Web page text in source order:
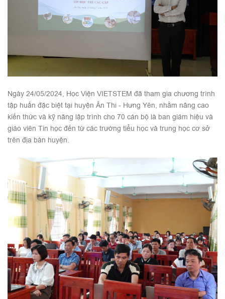
Ngày 24/05/2024, Học Viện VIETSTEM đã tham gia chương trình
tập huấn đặc biệt tại huyện Ân Thi - Hưng Yên, nhằm nâng cao
kiến thức và kỹ năng lập trình cho 70 cán bộ là ban giám hiệu và
giáo viên Tin học đến từ các trường tiểu học và trung học cơ sở
trên địa bàn huyện.